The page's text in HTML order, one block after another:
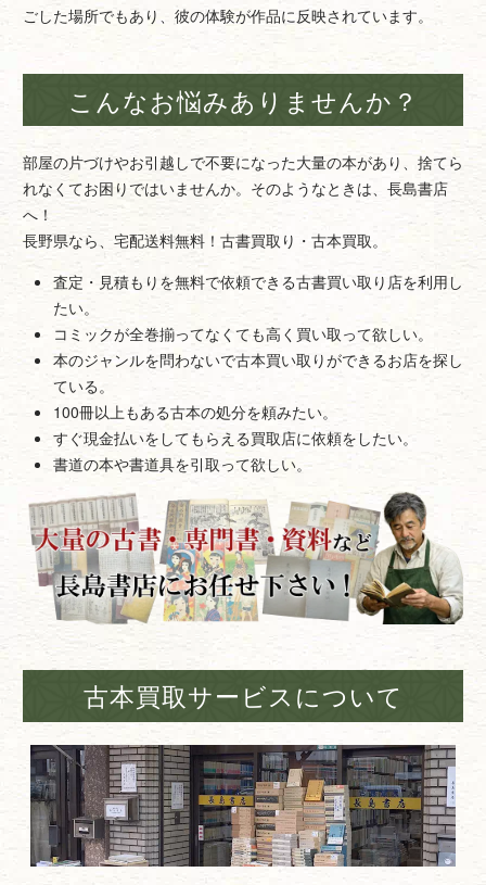
ごした場所でもあり、彼の体験が作品に反映されています。
こんなお悩みありませんか？
部屋の片づけやお引越しで不要になった大量の本があり、捨てら
れなくてお困りではいませんか。そのようなときは、長島書店
へ！
長野県なら、宅配送料無料！古書買取り・古本買取。
査定・見積もりを無料で依頼できる古書買い取り店を利用し
たい。
コミックが全巻揃ってなくても高く買い取って欲しい。
本のジャンルを問わないで古本買い取りができるお店を探し
ている。
100冊以上もある古本の処分を頼みたい。
すぐ現金払いをしてもらえる買取店に依頼をしたい。
書道の本や書道具を引取って欲しい。
古本買取サービスについて